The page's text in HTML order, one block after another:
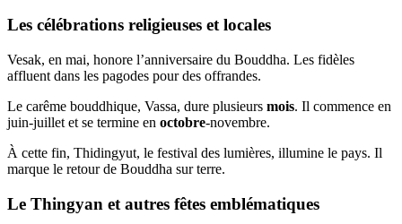
Les célébrations religieuses et locales
Vesak, en mai, honore l’anniversaire du Bouddha. Les fidèles
affluent dans les pagodes pour des offrandes.
Le carême bouddhique, Vassa, dure plusieurs mois. Il commence en
juin-juillet et se termine en octobre-novembre.
À cette fin, Thidingyut, le festival des lumières, illumine le pays. Il
marque le retour de Bouddha sur terre.
Le Thingyan et autres fêtes emblématiques